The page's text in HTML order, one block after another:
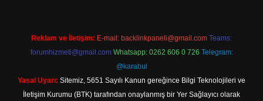
Reklam ve İletişim: E-mail: backlinkpaneli@gmail.com Teams:
forumhizmeti@gmail.com Whatsapp: 0262 606 0 726 Telegram:
@karabul
Yasal Uyarı: Sitemiz, 5651 Sayılı Kanun gereğince Bilgi Teknolojileri ve
İletişim Kurumu (BTK) tarafından onaylanmış bir Yer Sağlayıcı olarak